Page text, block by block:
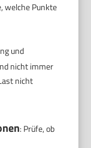
welche Punkte
und
nicht immer
nicht
: Prüfe, ob